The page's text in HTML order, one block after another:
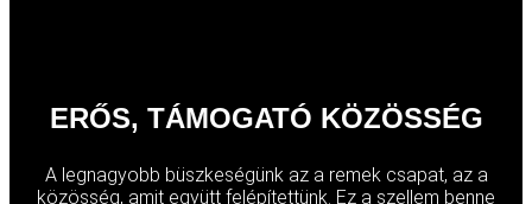
ERŐS, TÁMOGATÓ KÖZÖSSÉG
A legnagyobb büszkeségünk az a remek csapat, az a
közösség, amit együtt felépítettünk. Ez a szellem benne